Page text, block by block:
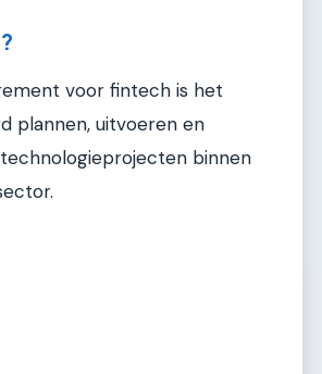
voor fintech is het
plannen, uitvoeren en
binnen